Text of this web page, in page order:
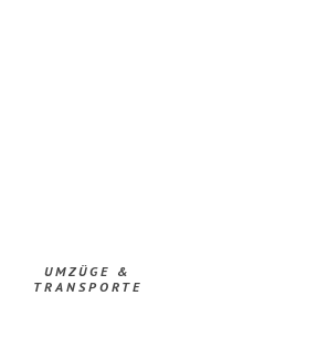
UMZÜGE &
TRANSPORTE